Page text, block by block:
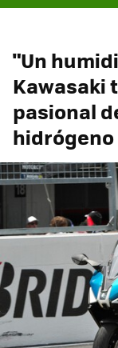
"Un
Kawasaki
pasional